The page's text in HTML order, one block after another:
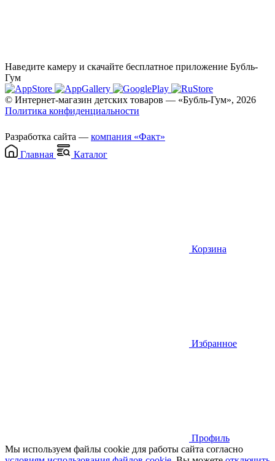
Наведите камеру и скачайте бесплатное приложение Бубль-
Гум
© Интернет-магазин детских товаров — «Бубль-Гум», 2026
Политика конфиденциальности
Разработка сайта — компания «Факт»
Главная
Каталог
Корзина
Избранное
Профиль
Мы используем файлы cookie для работы сайта согласно